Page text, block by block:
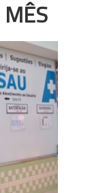
MÊS